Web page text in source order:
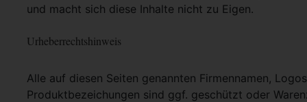
und macht sich diese Inhalte nicht zu Eigen.
Urheberrechtshinweis
Alle auf diesen Seiten genannten Firmennamen,
Produktbezeichungen sind ggf. geschützt oder